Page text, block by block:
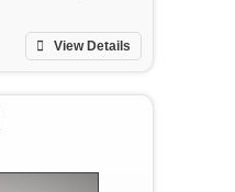
View Details